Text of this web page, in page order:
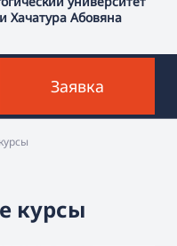
Хачатура Абовяна
Заявка
курсы